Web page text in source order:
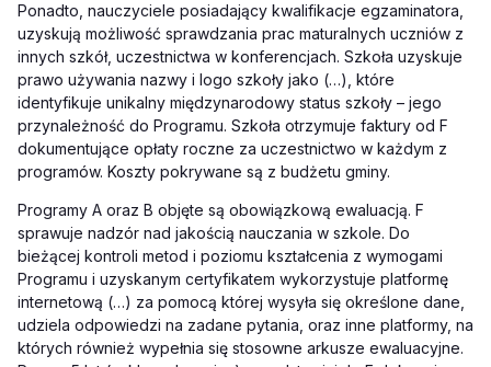
Ponadto, nauczyciele posiadający kwalifikacje egzaminatora,
uzyskują możliwość sprawdzania prac maturalnych uczniów z
innych szkół, uczestnictwa w konferencjach. Szkoła uzyskuje
prawo używania nazwy i logo szkoły jako (…) które
identyfikuje unikalny międzynarodowy status szkoły – jego
przynależność do Programu. Szkoła otrzymuje faktury od F
dokumentujące opłaty roczne za uczestnictwo w każdym z
programów. Koszty pokrywane są z budżetu gminy.
Programy A oraz B objęte są obowiązkową ewaluacją. F
sprawuje nadzór nad jakością nauczania w szkole. Do
bieżącej kontroli metod i poziomu kształcenia z wymogami
Programu i uzyskanym certyfikatem wykorzystuje platformę
internetową (…) za pomocą której wysyła się określone dane,
udziela odpowiedzi na zadane pytania, oraz inne platformy, na
których również wypełnia się stosowne arkusze ewaluacyjne.